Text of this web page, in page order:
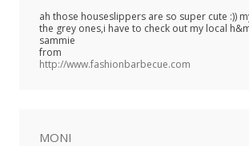
ah those houseslippers are so super cute :))
the grey ones,i have to check out my local
sammie
from
http://www.fashionbarbecue.com
MONI